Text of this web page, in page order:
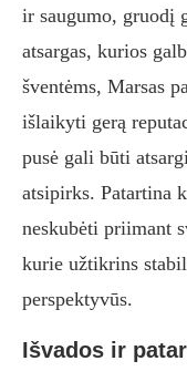
ir saugumo, gruodį
atsargas, kurios
šventėms, Marsas
išlaikyti gerą
pusė gali būti
atsipirks. Patartina
neskubėti priimant
kurie užtikrins
perspektyvūs.
Išvados ir